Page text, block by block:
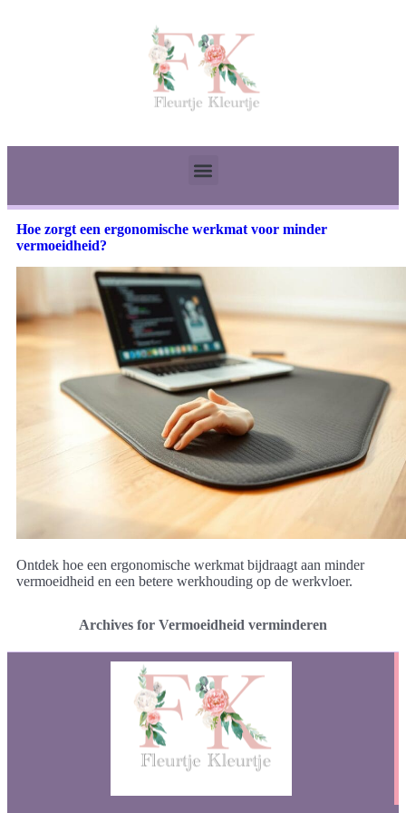
Hoe zorgt een ergonomische werkmat voor minder
vermoeidheid?
Ontdek hoe een ergonomische werkmat bijdraagt aan minder
vermoeidheid en een betere werkhouding op de werkvloer.
Archives for Vermoeidheid verminderen